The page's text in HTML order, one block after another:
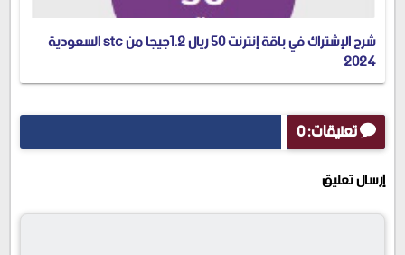
شرح الإشتراك في باقة إنترنت 50 ريال 1.2جيجا من stc السعودية
2024
تعليقات: 0
إرسال تعليق